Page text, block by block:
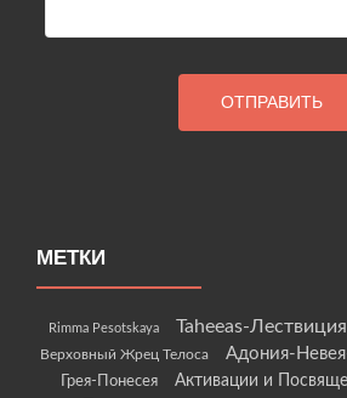
МЕТКИ
Rimma Pesotskaya Taheeas-
Верховный Жрец Телоса
Адония-
Грея-Понесея
Активации и